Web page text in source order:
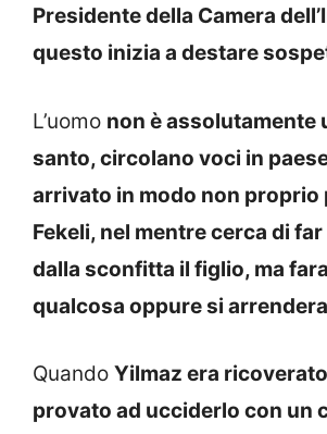
Presidente della Camera
questo inizia a destare
L’uomo non è assolutamente
santo, circolano voci in
arrivato in modo non proprio
Fekeli, nel mentre cerca di
dalla sconfitta il figlio, ma
qualcosa oppure si
Quando Yilmaz era
provato ad ucciderlo con un